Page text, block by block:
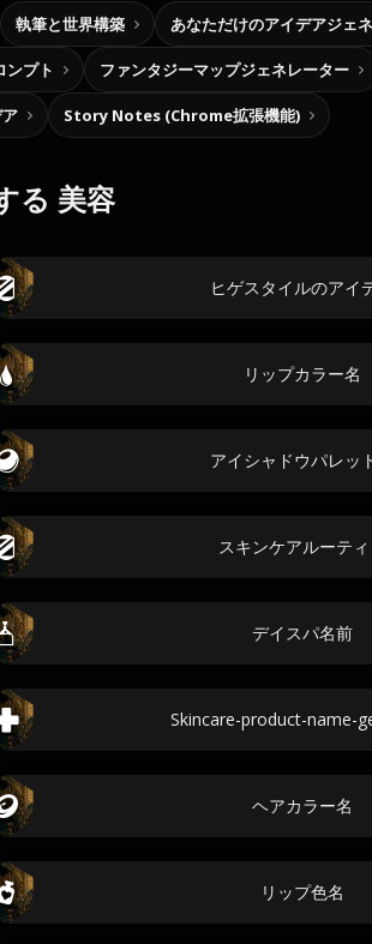
執筆と世界構築 あなただけのアイデアジェ
ンプト ファンタジーマップジェネレーター
Story Notes (Chrome拡張機能)
る 美容
ヒゲスタイルのアイ
リップカラー名
アイシャドウパレッ
スキンケアルーテ
デイスパ名前
Skincare-product-name-
ヘアカラー名
リップ色名